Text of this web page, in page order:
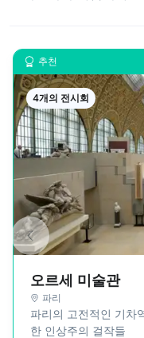
추천
4개의 전시회
오르세 미술관
파리
파리의 고전적인 기차
한 인상주의 걸작들